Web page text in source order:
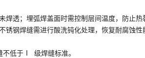
透；埋弧焊盖面时需控制层间温度，防止热
钢焊缝需进行酸洗钝化处理，恢复耐腐蚀性
低于Ⅰ 级焊缝标准。